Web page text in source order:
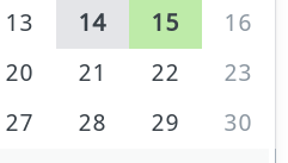
13 14 15
16
20 21 22
23
27 28 29 30